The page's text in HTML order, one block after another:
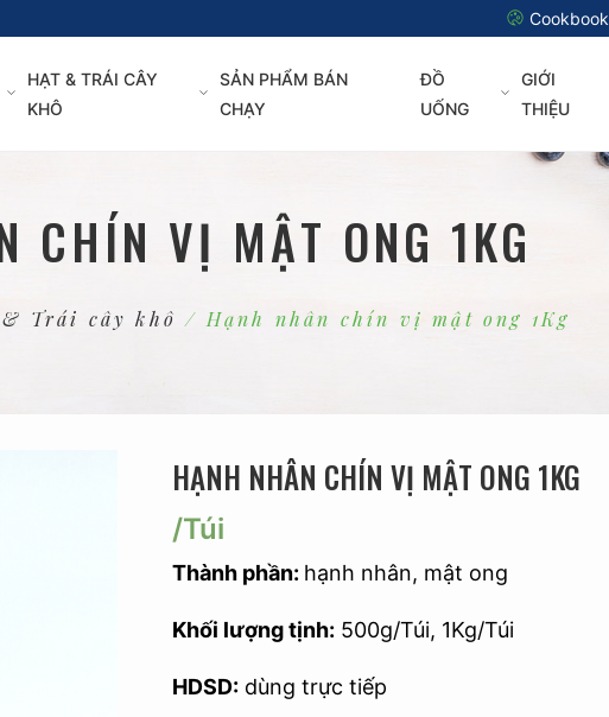
Cookbook
HẠT & TRÁI CÂY
KHÔ
SẢN PHẨM BÁN
CHẠY
ĐỒ
UỐNG
GIỚI
THIỆU
CHÍN VỊ MẬT ONG 1KG
Trái cây khô / Hạnh nhân chín vị mật ong 1Kg
HẠNH NHÂN CHÍN VỊ MẬT ONG 1KG
/Túi
Thành phần: hạnh nhân, mật ong
Khối lượng tịnh: 500g/Túi, 1Kg/Túi
HDSD: dùng trực tiếp